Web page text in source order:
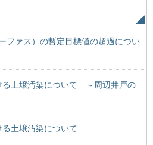
ファス）の暫定目標値の超過につい
る土壌汚染について ～周辺井戸の
土壌汚染について